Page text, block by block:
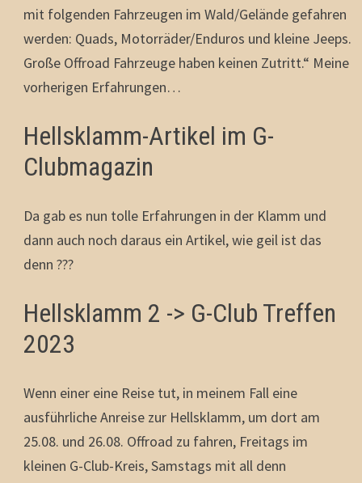
mit folgenden Fahrzeugen im Wald/Gelände gefahren
werden: Quads, Motorräder/Enduros und kleine Jeeps.
Große Offroad Fahrzeuge haben keinen Zutritt.“ Meine
vorherigen Erfahrungen…
Hellsklamm-Artikel im G-
Clubmagazin
Da gab es nun tolle Erfahrungen in der Klamm und
dann auch noch daraus ein Artikel, wie geil ist das
denn ???
Hellsklamm 2 -> G-Club Treffen
2023
Wenn einer eine Reise tut, in meinem Fall eine
ausführliche Anreise zur Hellsklamm, um dort am
25.08. und 26.08. Offroad zu fahren, Freitags im
kleinen G-Club-Kreis, Samstags mit all denn